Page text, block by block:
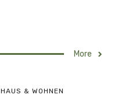
More
HAUS & WOHNEN